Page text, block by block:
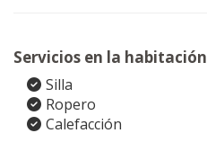
Servicios en la habitación
Silla
Ropero
Calefacción